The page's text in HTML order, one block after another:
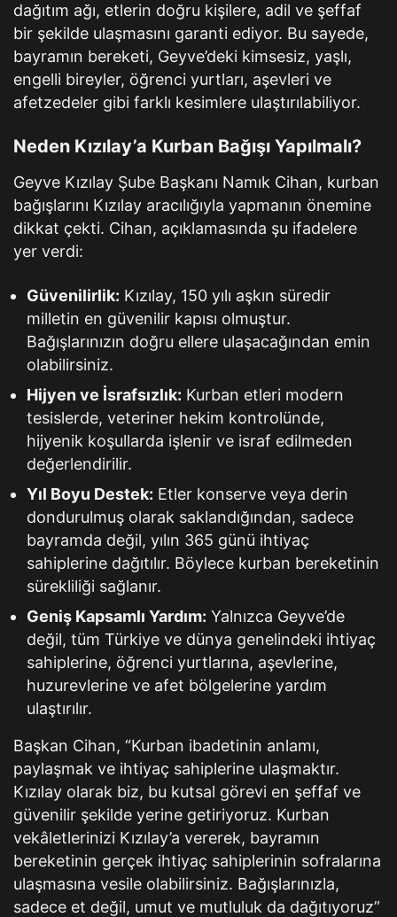
dağıtım ağı, etlerin doğru kişilere, adil ve şeffaf
bir şekilde ulaşmasını garanti ediyor. Bu sayede,
bayramın bereketi, Geyve’deki kimsesiz, yaşlı,
engelli bireyler, öğrenci yurtları, aşevleri ve
afetzedeler gibi farklı kesimlere ulaştırılabiliyor.
Neden Kızılay’a Kurban Bağışı Yapılmalı?
Geyve Kızılay Şube Başkanı Namık Cihan, kurban
bağışlarını Kızılay aracılığıyla yapmanın önemine
dikkat çekti. Cihan, açıklamasında şu ifadelere
yer verdi:
Güvenilirlik: Kızılay, 150 yılı aşkın süredir
milletin en güvenilir kapısı olmuştur.
Bağışlarınızın doğru ellere ulaşacağından emin
olabilirsiniz.
Hijyen ve İsrafsızlık: Kurban etleri modern
tesislerde, veteriner hekim kontrolünde,
hijyenik koşullarda işlenir ve israf edilmeden
değerlendirilir.
Yıl Boyu Destek: Etler konserve veya derin
dondurulmuş olarak saklandığından, sadece
bayramda değil, yılın 365 günü ihtiyaç
sahiplerine dağıtılır. Böylece kurban bereketinin
sürekliliği sağlanır.
Geniş Kapsamlı Yardım: Yalnızca Geyve’de
değil, tüm Türkiye ve dünya genelindeki ihtiyaç
sahiplerine, öğrenci yurtlarına, aşevlerine,
huzurevlerine ve afet bölgelerine yardım
ulaştırılır.
Başkan Cihan, “Kurban ibadetinin anlamı,
paylaşmak ve ihtiyaç sahiplerine ulaşmaktır.
Kızılay olarak biz, bu kutsal görevi en şeffaf ve
güvenilir şekilde yerine getiriyoruz. Kurban
vekâletlerinizi Kızılay’a vererek, bayramın
bereketinin gerçek ihtiyaç sahiplerinin sofralarına
ulaşmasına vesile olabilirsiniz. Bağışlarınızla,
sadece et değil, umut ve mutluluk da dağıtıyoruz”